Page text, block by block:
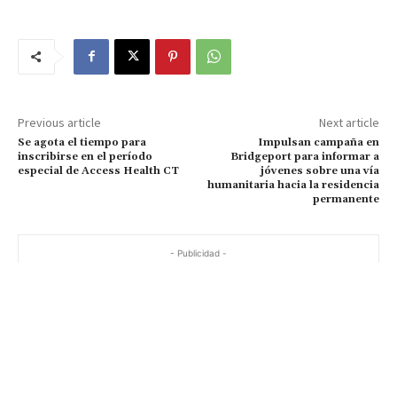
Previous article
Se agota el tiempo para
inscribirse en el período
especial de Access Health CT
Next article
Impulsan campaña en
Bridgeport para informar a
jóvenes sobre una vía
humanitaria hacia la residencia
permanente
- Publicidad -